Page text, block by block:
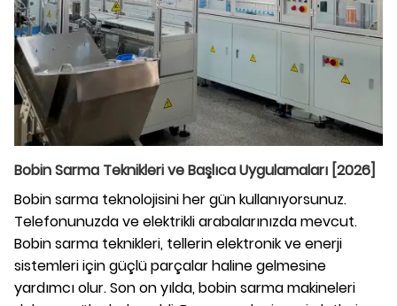
Bobin Sarma Teknikleri ve Başlıca Uygulamaları [2026]
Bobin sarma teknolojisini her gün kullanıyorsunuz.
Telefonunuzda ve elektrikli arabalarınızda mevcut.
Bobin sarma teknikleri, tellerin elektronik ve enerji
sistemleri için güçlü parçalar haline gelmesine
yardımcı olur. Son on yılda, bobin sarma makineleri